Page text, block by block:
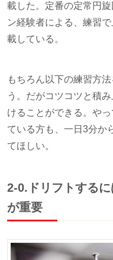
載した。定番の定常円
ン経験者による、練習
載している。
もちろん以下の練習方
う。だがコツコツと積
けることができる。や
ている方も、一日3分か
てほしい。
2-0.ドリフトする
が重要